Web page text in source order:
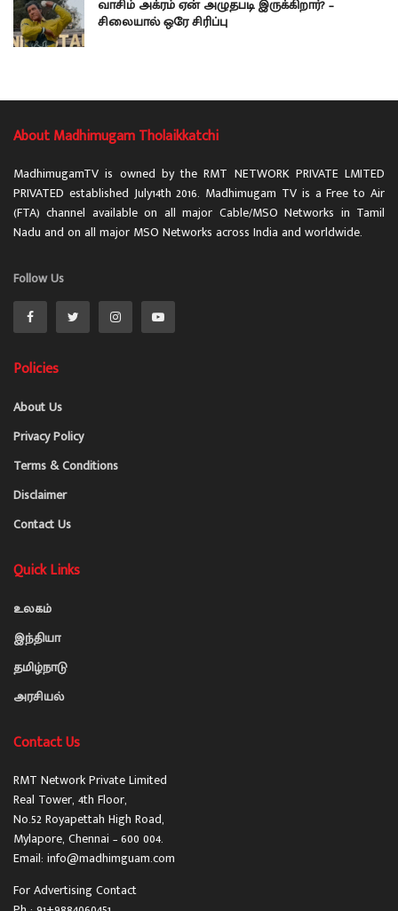
வாசிம் அக்ரம் ஏன் அழுதபடி இருக்கிறார்? –
சிலையால் ஒரே சிரிப்பு
About Madhimugam Tholaikkatchi
MadhimugamTV is owned by the RMT NETWORK PRIVATE LMITED
PRIVATED established July14th 2016. Madhimugam TV is a Free to Air
(FTA) channel available on all major Cable/MSO Networks in Tamil
Nadu and on all major MSO Networks across India and worldwide.
Follow Us
Policies
About Us
Privacy Policy
Terms & Conditions
Disclaimer
Contact Us
Quick Links
உலகம்
இந்தியா
தமிழ்நாடு
அரசியல்
Contact Us
RMT Network Private Limited
Real Tower, 4th Floor,
No.52 Royapettah High Road,
Mylapore, Chennai – 600 004.
Email: info@madhimguam.com
For Advertising Contact